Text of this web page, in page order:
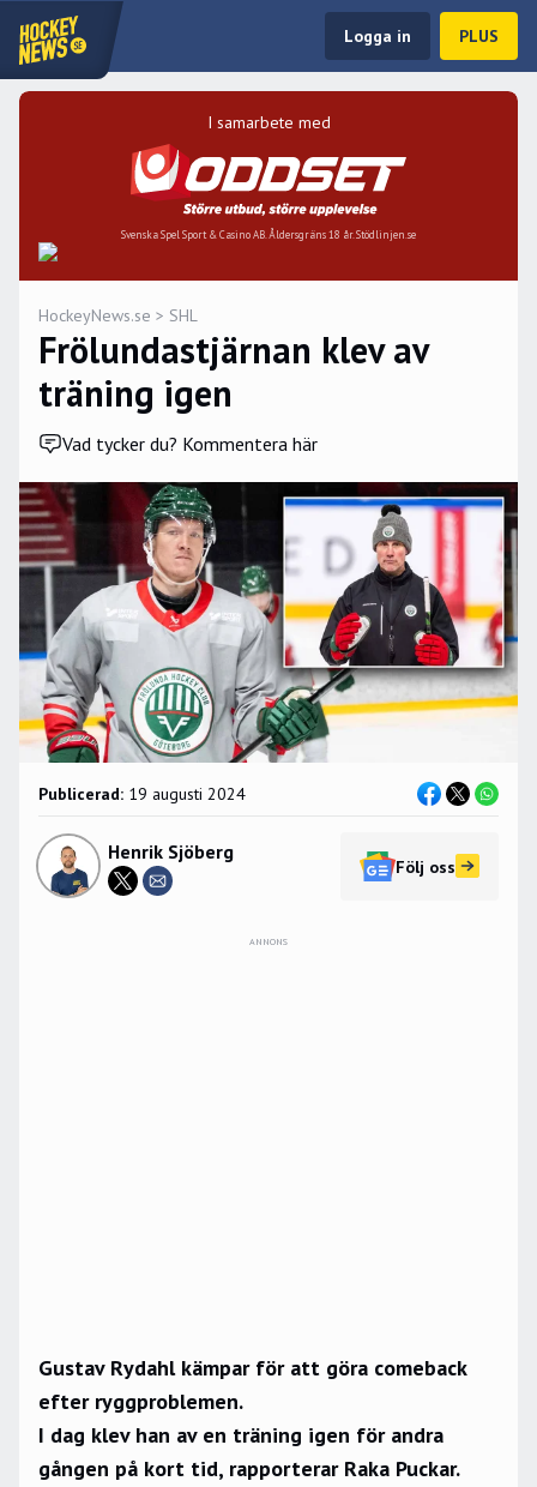
Logga in PLUS
I samarbete med
Svenska Spel Sport & Casino AB. Åldersgräns 18 år. Stödlinjen.se
HockeyNews.se > SHL
Frölundastjärnan klev av
träning igen
Vad tycker du? Kommentera här
Publicerad: 19 augusti 2024
Henrik Sjöberg
Följ oss
ANNONS
Gustav Rydahl kämpar för att göra comeback
efter ryggproblemen.
I dag klev han av en träning igen för andra
gången på kort tid, rapporterar Raka Puckar.